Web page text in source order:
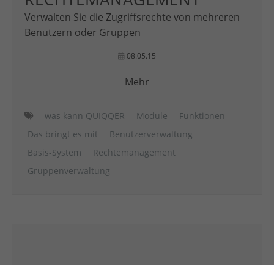
Verwalten Sie die Zugriffsrechte von mehreren
Benutzern oder Gruppen
08.05.15
Mehr
was kann QUIQQER Module
Funktionen
Das bringt es mit
Benutzerverwaltung
Basis-System
Rechtemanagement
Gruppenverwaltung